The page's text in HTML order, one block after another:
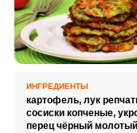
ИНГРЕДИЕНТЫ
картофель, лук
сосиски копченые,
перец чёрный молотый